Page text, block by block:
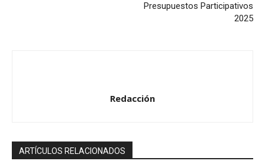
Presupuestos Participativos
2025
Redacción
ARTÍCULOS RELACIONADOS